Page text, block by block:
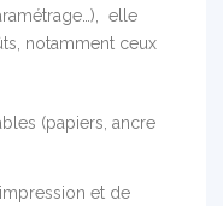
elle
notamment ceux
(papiers, ancre
et de